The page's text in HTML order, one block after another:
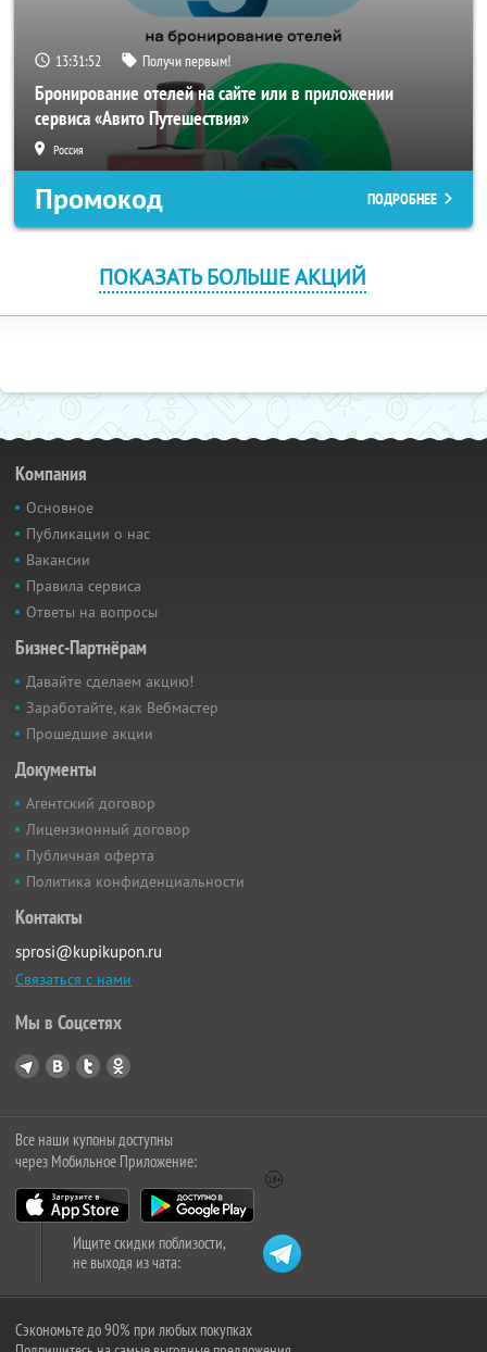
13:31:52 Получи первым!
Бронирование отелей на сайте или в приложении
сервиса «Авито Путешествия»
Россия
Промокод ПОДРОБНЕЕ
ПОКАЗАТЬ БОЛЬШЕ АКЦИЙ
Компания
Основное
Публикации о нас
Вакансии
Правила сервиса
Ответы на вопросы
Бизнес-Партнёрам
Давайте сделаем акцию!
Заработайте, как Вебмастер
Прошедшие акции
Документы
Агентский договор
Лицензионный договор
Публичная оферта
Политика конфиденциальности
Контакты
sprosi@kupikupon.ru
Связаться с нами
Мы в Соцсетях
Все наши купоны доступны
через Мобильное Приложение:
Ищите скидки поблизости,
не выходя из чата:
Сэкономьте до 90% при любых покупках